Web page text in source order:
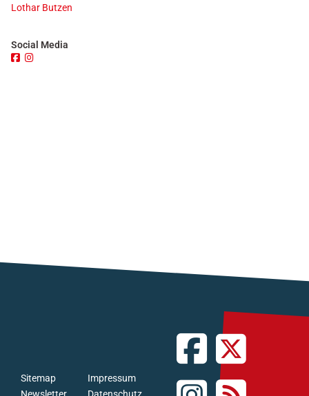
Lothar Butzen
Social Media
Sitemap
Impressum